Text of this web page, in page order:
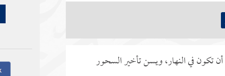
أن تكون في النهار، ويسن تأخير السحور